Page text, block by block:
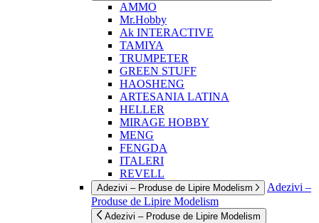
AMMO
Mr.Hobby
Ak INTERACTIVE
TAMIYA
TRUMPETER
GREEN STUFF
HAOSHENG
ARTESANIA LATINA
HELLER
MIRAGE HOBBY
MENG
FENGDA
ITALERI
REVELL
Adezivi – Produse de Lipire Modelism
Adezivi –
Produse de Lipire Modelism
Adezivi – Produse de Lipire Modelism